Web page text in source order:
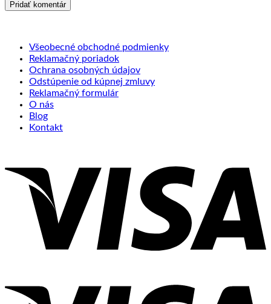
Všeobecné obchodné podmienky
Reklamačný poriadok
Ochrana osobných údajov
Odstúpenie od kúpnej zmluvy
Reklamačný formulár
O nás
Blog
Kontakt